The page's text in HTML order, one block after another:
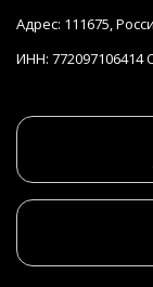
Адрес: 111675,
ИНН: 772097106414